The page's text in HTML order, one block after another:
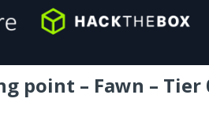
point – Fawn – Tier